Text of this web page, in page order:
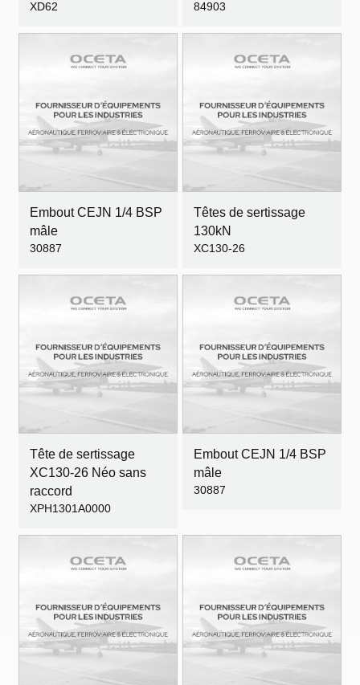
XD62 84903
Embout CEJN 1/4 BSP
mâle
30887
Têtes de sertissage
130kN
XC130-26
Tête de sertissage
XC130-26 Néo sans
raccord
XPH1301A0000
Embout CEJN 1/4 BSP
mâle
30887